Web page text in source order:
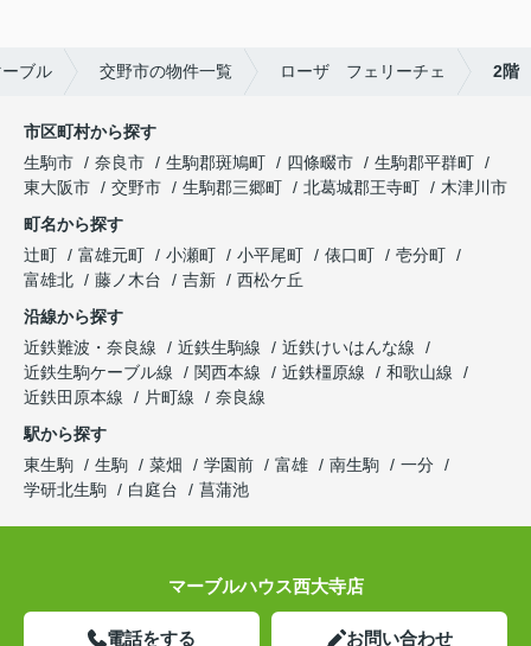
ブル 交野市の物件一覧 ローザ フェリーチェ 2階
市区町村から探す
生駒市
奈良市 生駒郡斑鳩町 四條畷市
生駒郡平群町
東大阪市
交野市 生駒郡三郷町 北葛城郡王寺町
木津川市
町名から探す
辻町
富雄元町 小瀬町 小平尾町 俵口町
壱分町
富雄北
藤ノ木台 吉新
西松ケ丘
沿線から探す
近鉄難波・奈良線
近鉄生駒線
近鉄けいはんな線
近鉄生駒ケーブル線
関西本線 近鉄橿原線
和歌山線
近鉄田原本線
片町線
奈良線
駅から探す
東生駒
生駒 菜畑 学園前 富雄 南生駒
一分
学研北生駒
白庭台 菖蒲池
マーブルハウス西大寺店
電話をする お問い合わせ